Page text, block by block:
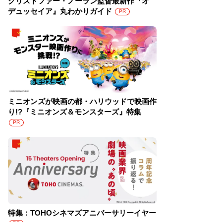
デュッセイア』丸わかりガイド
PR
ミニオンズが映画の都・ハリウッドで映画作
り!?『ミニオンズ＆モンスターズ』特集
PR
特集：TOHOシネマズアニバーサリーイヤー